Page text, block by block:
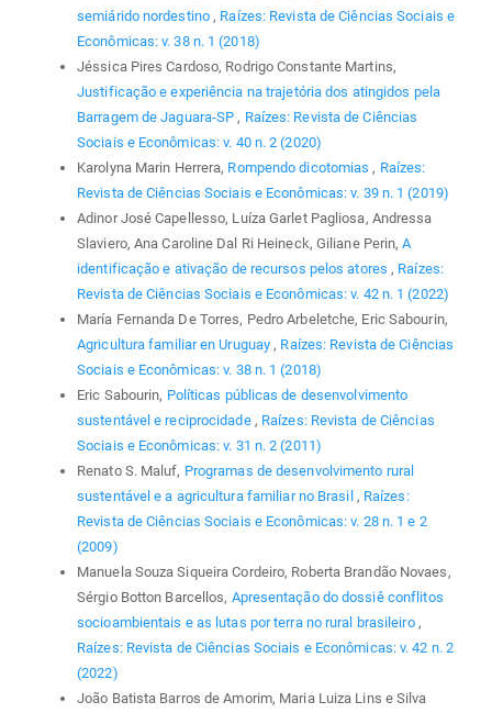
semiárido nordestino , Raízes: Revista de Ciências Sociais e
Econômicas: v. 38 n. 1 (2018)
Jéssica Pires Cardoso, Rodrigo Constante Martins,
Justificação e experiência na trajetória dos atingidos pela
Barragem de Jaguara-SP , Raízes: Revista de Ciências
Sociais e Econômicas: v. 40 n. 2 (2020)
Karolyna Marin Herrera, Rompendo dicotomias , Raízes:
Revista de Ciências Sociais e Econômicas: v. 39 n. 1 (2019)
Adinor José Capellesso, Luíza Garlet Pagliosa, Andressa
Slaviero, Ana Caroline Dal Ri Heineck, Giliane Perin,A
identificação e ativação de recursos pelos atores , Raízes:
Revista de Ciências Sociais e Econômicas: v. 42 n. 1 (2022)
María Fernanda De Torres, Pedro Arbeletche, Eric Sabourin,
Agricultura familiar en Uruguay , Raízes: Revista de Ciências
Sociais e Econômicas: v. 38 n. 1 (2018)
Eric Sabourin, Políticas públicas de desenvolvimento
sustentável e reciprocidade , Raízes: Revista de Ciências
Sociais e Econômicas: v. 31 n. 2 (2011)
Renato S. Maluf, Programas de desenvolvimento rural
sustentável e a agricultura familiar no Brasil , Raízes:
Revista de Ciências Sociais e Econômicas: v. 28 n. 1 e 2
(2009)
Manuela Souza Siqueira Cordeiro, Roberta Brandão Novaes,
Sérgio Botton Barcellos, Apresentação do dossiê conflitos
socioambientais e as lutas por terra no rural brasileiro ,
Raízes: Revista de Ciências Sociais e Econômicas: v. 42 n. 2
(2022)
João Batista Barros de Amorim, Maria Luiza Lins e Silva